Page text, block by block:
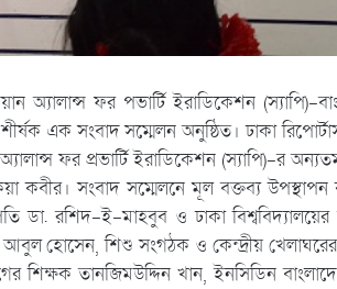
অ্যালান্স ফর পভার্টি ইরাডিকেশন (স্যাপি)-
এক সংবাদ সম্মেলন অনুষ্ঠিত। ঢাকা
ফর প্রভার্টি ইরাডিকেশন (স্যাপি)-র
কবীর। সংবাদ সম্মেলনে মূল বক্তব্য উপস্থাপন
রশিদ-ই-মাহবুব ও ঢাকা বিশ্ববিদ্যালয়ের
হোসেন, শিশু সংগঠক ও কেন্দ্রীয়
শিক্ষক তানজিমউদ্দিন খান, ইনসিডিন